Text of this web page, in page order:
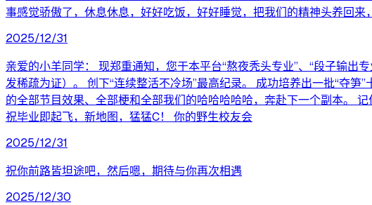
事感觉骄傲了，休息休息，好好吃饭，好好睡觉，把我们的精神头养回
2025/12/31
亲爱的小羊同学： 现郑重通知，您于本平台“熬夜秃头专业”、“段子输出
发稀疏为证）。 创下“连续整活不冷场”最高纪录。 成功培养出一批“夺
的全部节目效果、全部梗和全部我们的哈哈哈哈哈，奔赴下一个副本。
祝毕业即起飞，新地图，猛猛C！ 你的野生校友会
2025/12/31
祝你前路皆坦途吧，然后嗯，期待与你再次相遇
2025/12/30